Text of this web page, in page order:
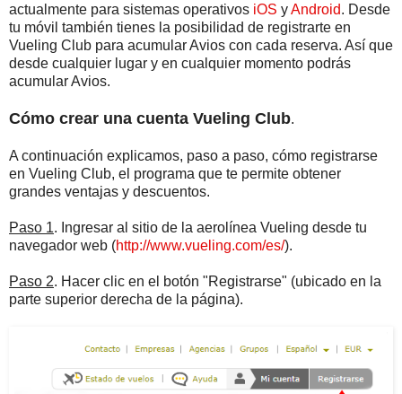
actualmente para sistemas operativos iOS yAndroid. Desde
tu móvil también tienes la posibilidad de registrarte en
Vueling Club para acumular Avios con cada reserva. Así que
desde cualquier lugar y en cualquier momento podrás
acumular Avios.
Cómo crear una cuenta Vueling Club.
A continuación explicamos, paso a paso, cómo registrarse
en Vueling Club, el programa que te permite obtener
grandes ventajas y descuentos.
Paso 1. Ingresar al sitio de la aerolínea Vueling desde tu
navegador web (http://www.vueling.com/es/).
Paso 2. Hacer clic en el botón "Registrarse" (ubicado en la
parte superior derecha de la página).